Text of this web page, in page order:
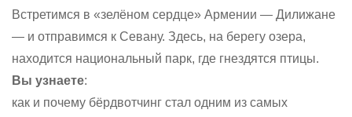
Встретимся в «зелёном сердце» Армении — Дилижане
— и отправимся к Севану. Здесь, на берегу озера,
находится национальный парк, где гнездятся птицы.
Вы узнаете:
как и почему бёрдвотчинг стал одним из самых